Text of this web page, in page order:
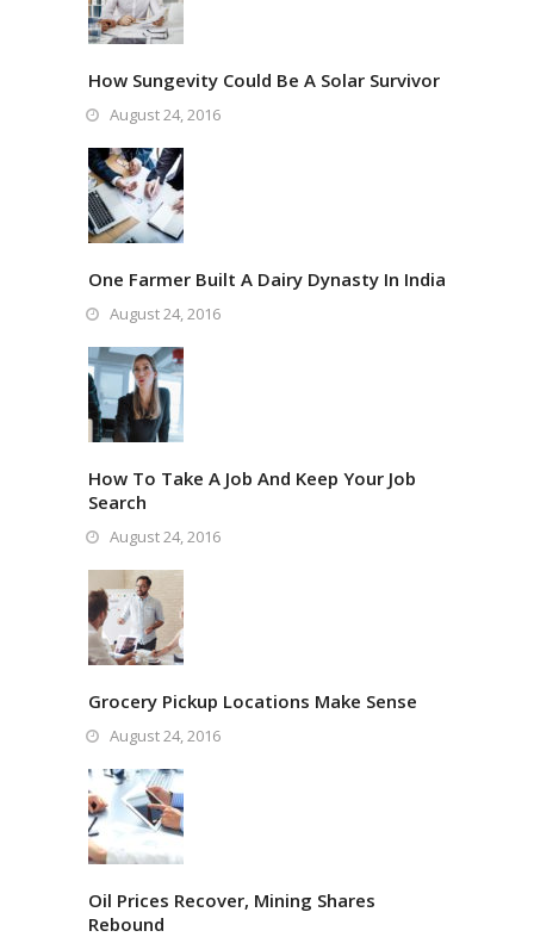
How Sungevity Could Be A Solar Survivor
August 24, 2016
One Farmer Built A Dairy Dynasty In India
August 24, 2016
How To Take A Job And Keep Your Job
Search
August 24, 2016
Grocery Pickup Locations Make Sense
August 24, 2016
Oil Prices Recover, Mining Shares
Rebound